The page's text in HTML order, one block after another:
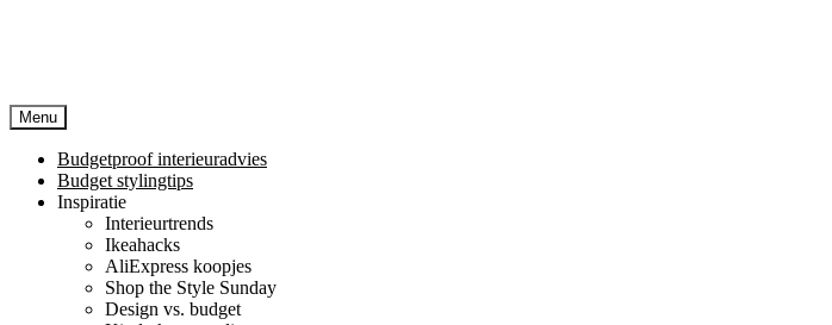
Menu
Budgetproof interieuradvies
Budget stylingtips
Inspiratie
Interieurtrends
Ikeahacks
AliExpress koopjes
Shop the Style Sunday
Design vs. budget